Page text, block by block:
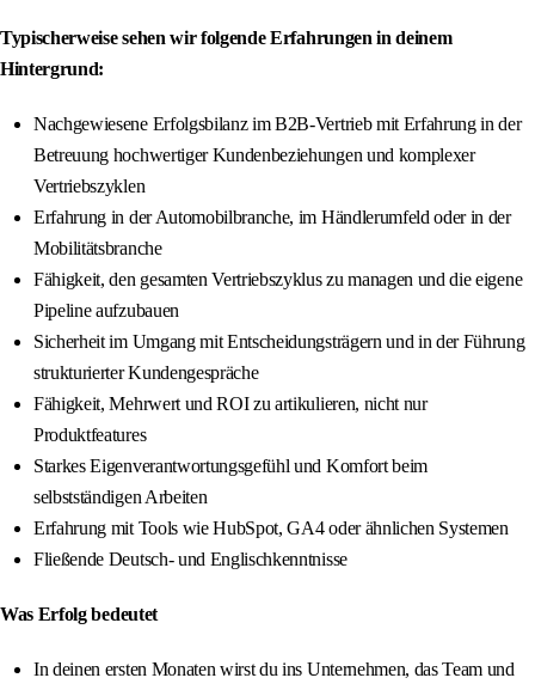
Typischerweise sehen wir folgende Erfahrungen in deinem
Hintergrund:
Nachgewiesene Erfolgsbilanz im B2B-Vertrieb mit Erfahrung in der
Betreuung hochwertiger Kundenbeziehungen und komplexer
Vertriebszyklen
Erfahrung in der Automobilbranche, im Händlerumfeld oder in der
Mobilitätsbranche
Fähigkeit, den gesamten Vertriebszyklus zu managen und die eigene
Pipeline aufzubauen
Sicherheit im Umgang mit Entscheidungsträgern und in der Führung
strukturierter Kundengespräche
Fähigkeit, Mehrwert und ROI zu artikulieren, nicht nur
Produktfeatures
Starkes Eigenverantwortungsgefühl und Komfort beim
selbstständigen Arbeiten
Erfahrung mit Tools wie HubSpot, GA4 oder ähnlichen Systemen
Fließende Deutsch- und Englischkenntnisse
Was Erfolg bedeutet
In deinen ersten Monaten wirst du ins Unternehmen, das Team und